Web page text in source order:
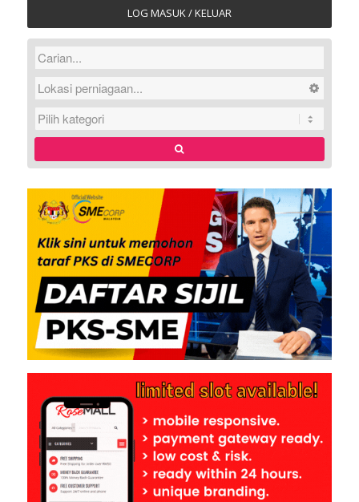
LOG MASUK / KELUAR